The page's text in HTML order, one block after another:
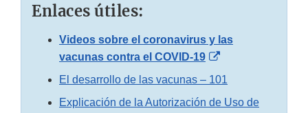
Enlaces útiles:
Videos sobre el coronavirus y las
vacunas contra el COVID-19
External
Link
El desarrollo de las vacunas – 101
Explicación de la Autorización de Uso de